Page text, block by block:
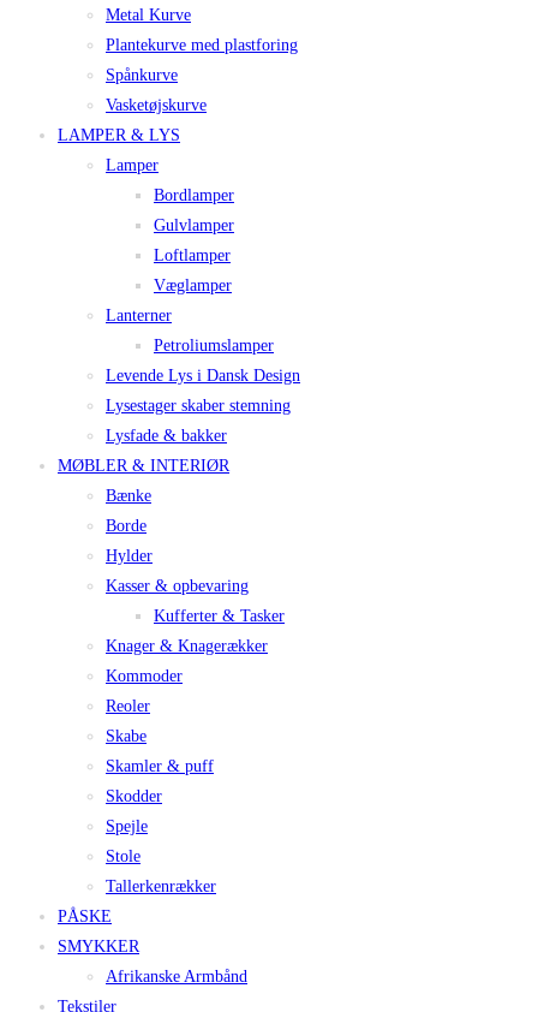
Metal Kurve
Plantekurve med plastforing
Spånkurve
Vasketøjskurve
LAMPER & LYS
Lamper
Bordlamper
Gulvlamper
Loftlamper
Væglamper
Lanterner
Petroliumslamper
Levende Lys i Dansk Design
Lysestager skaber stemning
Lysfade & bakker
MØBLER & INTERIØR
Bænke
Borde
Hylder
Kasser & opbevaring
Kufferter & Tasker
Knager & Knagerækker
Kommoder
Reoler
Skabe
Skamler & puff
Skodder
Spejle
Stole
Tallerkenrækker
PÅSKE
SMYKKER
Afrikanske Armbånd
Tekstiler